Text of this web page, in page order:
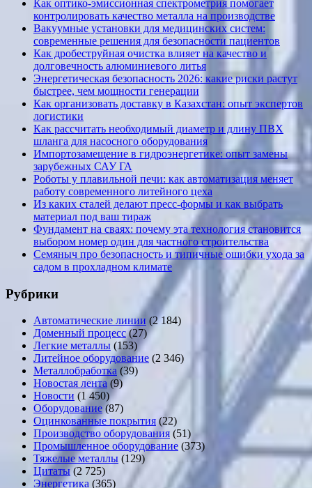
Как оптико-эмиссионная спектрометрия помогает
контролировать качество металла на производстве
Вакуумные установки для медицинских систем:
современные решения для безопасности пациентов
Как дробеструйная очистка влияет на качество и
долговечность алюминиевого литья
Энергетическая безопасность 2026: какие риски растут
быстрее, чем мощности генерации
Как организовать доставку в Казахстан: опыт экспертов
логистики
Как рассчитать необходимый диаметр и длину ПВХ
шланга для насосного оборудования
Импортозамещение в гидроэнергетике: опыт замены
зарубежных САУ ГА
Роботы у плавильной печи: как автоматизация меняет
работу современного литейного цеха
Из каких сталей делают пресс-формы и как выбрать
материал под ваш тираж
Фундамент на сваях: почему эта технология становится
выбором номер один для частного строительства
Семяныч про безопасность и типичные ошибки ухода за
садом в прохладном климате
Рубрики
Автоматические линии (2 184)
Доменный процесс(27)
Легкие металлы (153)
Литейное оборудование (2 346)
Металлобработка (39)
Новостая лента (9)
Новости (1 450)
Оборудование(87)
Оцинкованные покрытия (22)
Производство оборудования (51)
Промышленное оборудование (373)
Тяжелые металлы (129)
Цитаты(2 725)
Энергетика (365)